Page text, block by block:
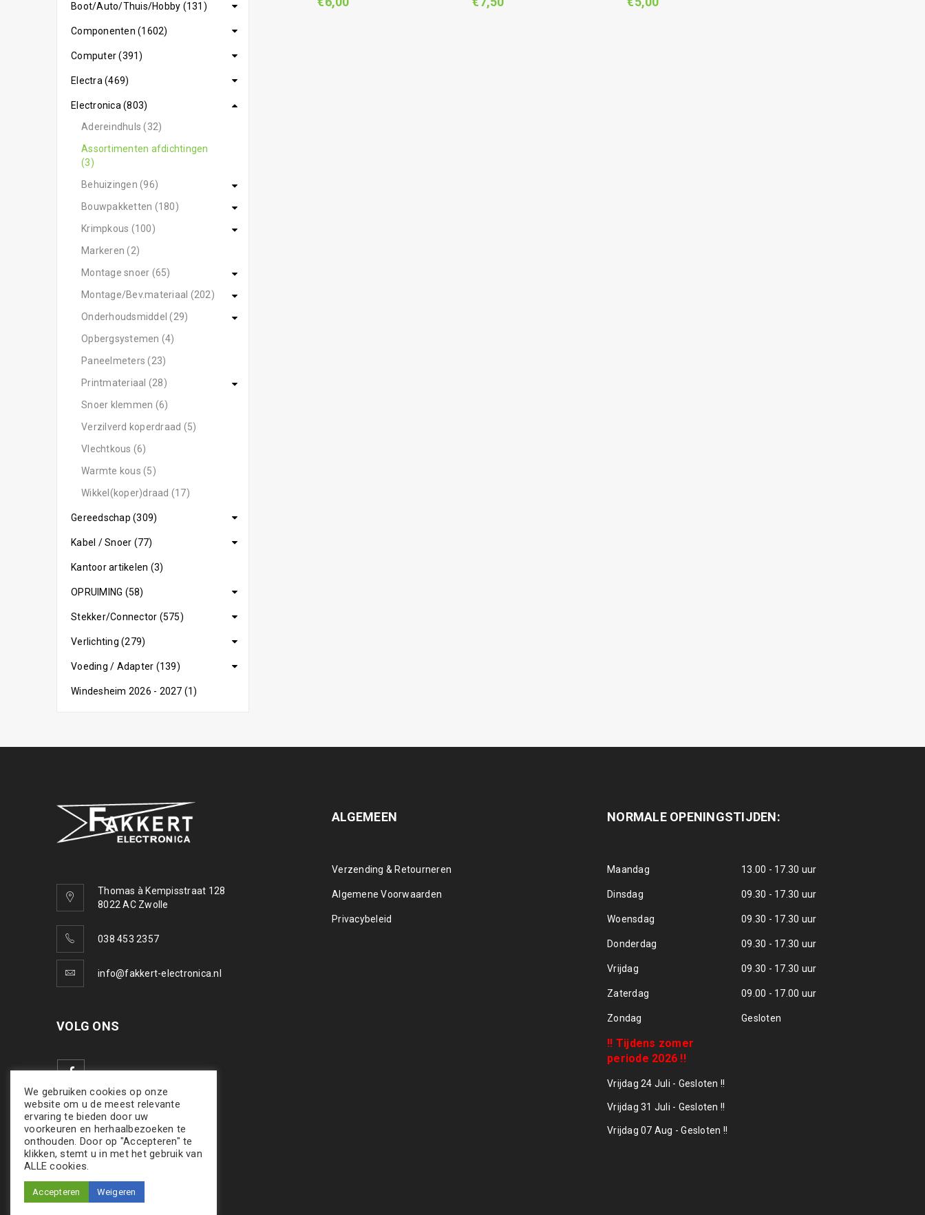
Boot/Auto/Thuis/Hobby (131)
Componenten (1602)
Computer (391)
Electra (469)
Electronica (803)
Adereindhuls (32)
Assortimenten afdichtingen
(3)
Behuizingen (96)
Bouwpakketten (180)
Krimpkous (100)
Markeren (2)
Montage snoer (65)
Montage/Bev.materiaal (202)
Onderhoudsmiddel (29)
Opbergsystemen (4)
Paneelmeters (23)
Printmateriaal (28)
Snoer klemmen (6)
Verzilverd koperdraad (5)
Vlechtkous (6)
Warmte kous (5)
Wikkel(koper)draad (17)
Gereedschap (309)
Kabel / Snoer (77)
Kantoor artikelen (3)
OPRUIMING (58)
Stekker/Connector (575)
Verlichting (279)
Voeding / Adapter (139)
Windesheim 2026 - 2027 (1)
Thomas à Kempisstraat 128
8022 AC Zwolle
038 453 2357
info@fakkert-electronica.nl
VOLG ONS
ALGEMEEN
Verzending & Retourneren
Algemene Voorwaarden
Privacybeleid
NORMALE OPENINGSTIJDEN:
Maandag 13.00 - 17.30 uur
Dinsdag 09.30 - 17.30 uur
Woensdag 09.30 - 17.30 uur
Donderdag 09.30 - 17.30 uur
Vrijdag 09.30 - 17.30 uur
Zaterdag 09.00 - 17.00 uur
Zondag Gesloten
!! Tijdens zomer
periode 2026 !!
Vrijdag 24 Juli - Gesloten !!
Vrijdag 31 Juli - Gesloten !!
Vrijdag 07 Aug - Gesloten !!
We gebruiken cookies op onze
website om u de meest relevante
ervaring te bieden door uw
voorkeuren en herhaalbezoeken te
onthouden. Door op "Accepteren" te
klikken, stemt u in met het gebruik van
ALLE cookies.
Accepteren Weigeren